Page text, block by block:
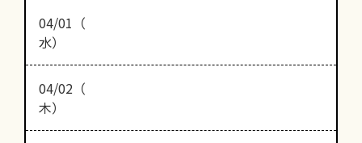
04/01（
水）
04/02（
木）